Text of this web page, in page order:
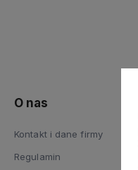
O nas
Kontakt i dane firmy
Regulamin